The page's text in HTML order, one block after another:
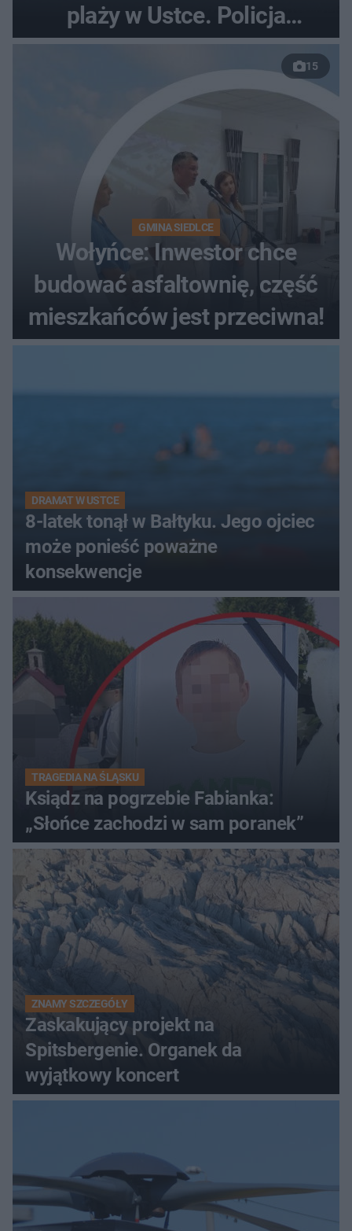
plaży w Ustce. Policja
musiała zamknąć odcinek
15
GMINA SIEDLCE
Wołyńce: Inwestor chce
budować asfaltownię, część
mieszkańców jest przeciwna!
DRAMAT W USTCE
8-latek tonął w Bałtyku. Jego ojciec
może ponieść poważne
konsekwencje
TRAGEDIA NA ŚLĄSKU
Ksiądz na pogrzebie Fabianka:
„Słońce zachodzi w sam poranek”
ZNAMY SZCZEGÓŁY
Zaskakujący projekt na
Spitsbergenie. Organek da
wyjątkowy koncert